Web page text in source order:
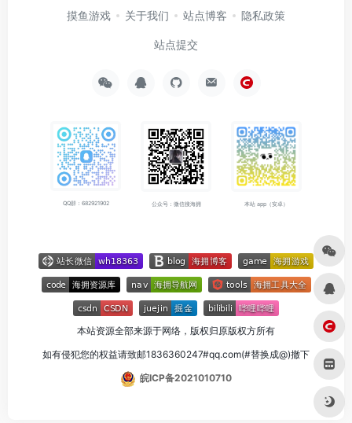
摸鱼游戏 关于我们 站点博客 隐私政策
站点提交
QQ群：682921902 公众号：微信搜海拥 本站 app（安卓）
本站资源全部来源于网络，版权归原版权方所有
如有侵犯您的权益请致邮1836360247#qq.com(#替换成@)撤下
皖ICP备2021010710